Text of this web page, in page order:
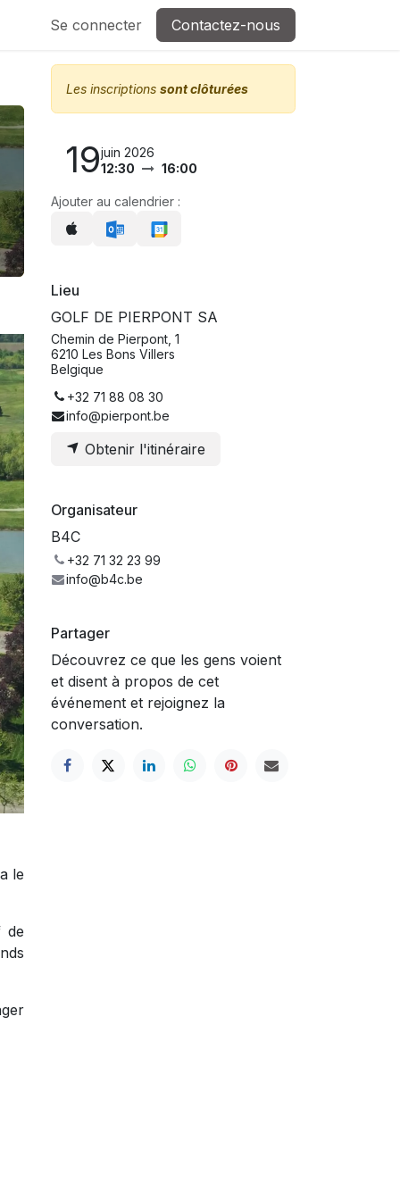
Se connecter Contactez-nous
le
de
Les inscriptions sont clôturées
19juin 2026
12:30
16:00
Ajouter au calendrier :
Lieu
GOLF DE PIERPONT SA
Chemin de Pierpont, 1
6210 Les Bons Villers
Belgique
+32 71 88 08 30
info@pierpont.be
Obtenir l'itinéraire
Organisateur
B4C
+32 71 32 23 99
info@b4c.be
Partager
Découvrez ce que les gens voient
et disent à propos de cet
événement et rejoignez la
conversation.